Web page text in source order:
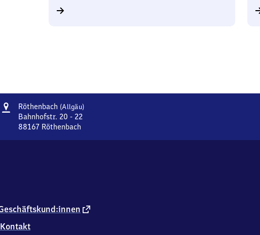
Adresse
Röthenbach (Allgäu)Röthenbach
Bahnhofstr. 20 - 22
88167 Röthenbach
8
6
externer
Kontakt